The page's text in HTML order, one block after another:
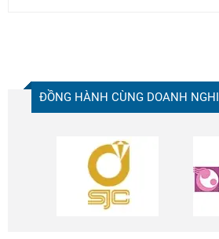
ĐỒNG HÀNH CÙNG DOANH